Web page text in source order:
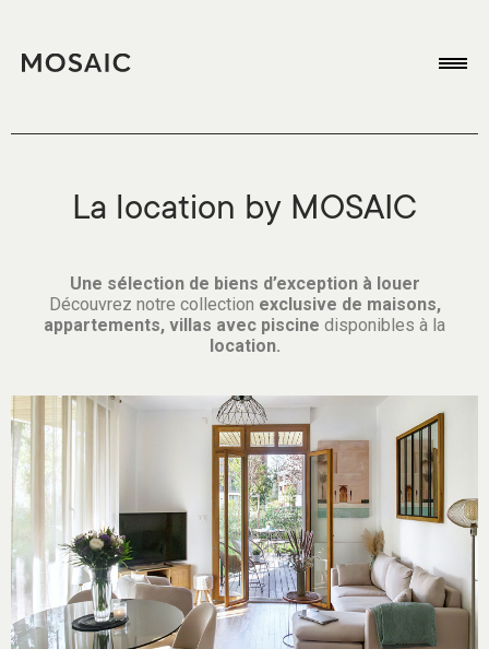
La location by MOSAIC
Une sélection de biens d’exception à louer
Découvrez notre collection exclusive de maisons,
appartements, villas avec piscine disponibles à la
location.